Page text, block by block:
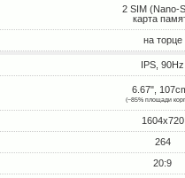
2 SIM (Nano-
карта
на торце
IPS, 90Hz
6.67",
(~85% площади
1604x720
264
20:9